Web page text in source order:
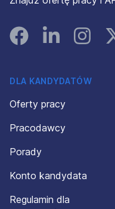
FacebookLinked In
DLA KANDYDATÓW
Oferty pracy
Pracodawcy
Porady
Konto kandydata
Regulamin dla